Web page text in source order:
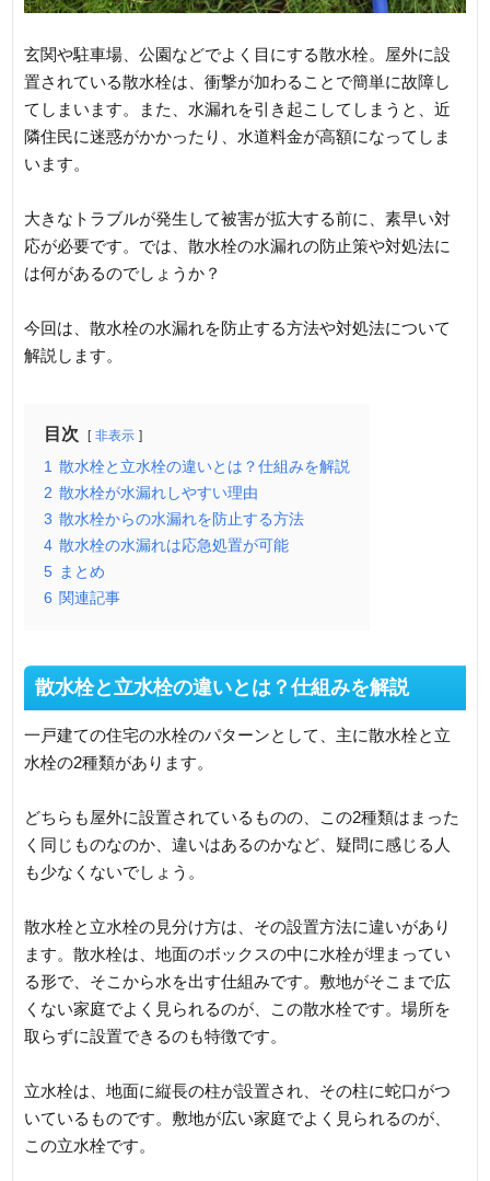
玄関や駐車場、公園などでよく目にする散水栓。屋外に設
置されている散水栓は、衝撃が加わることで簡単に故障し
てしまいます。また、水漏れを引き起こしてしまうと、近
隣住民に迷惑がかかったり、水道料金が高額になってしま
います。
大きなトラブルが発生して被害が拡大する前に、素早い対
応が必要です。では、散水栓の水漏れの防止策や対処法に
は何があるのでしょうか？
今回は、散水栓の水漏れを防止する方法や対処法について
解説します。
目次 非表示
1 散水栓と立水栓の違いとは？仕組みを解説
2 散水栓が水漏れしやすい理由
3 散水栓からの水漏れを防止する方法
4 散水栓の水漏れは応急処置が可能
5 まとめ
6 関連記事
散水栓と立水栓の違いとは？仕組みを解説
一戸建ての住宅の水栓のパターンとして、主に散水栓と立
水栓の2種類があります。
どちらも屋外に設置されているものの、この2種類はまった
く同じものなのか、違いはあるのかなど、疑問に感じる人
も少なくないでしょう。
散水栓と立水栓の見分け方は、その設置方法に違いがあり
ます。散水栓は、地面のボックスの中に水栓が埋まってい
る形で、そこから水を出す仕組みです。敷地がそこまで広
くない家庭でよく見られるのが、この散水栓です。場所を
取らずに設置できるのも特徴です。
立水栓は、地面に縦長の柱が設置され、その柱に蛇口がつ
いているものです。敷地が広い家庭でよく見られるのが、
この立水栓です。